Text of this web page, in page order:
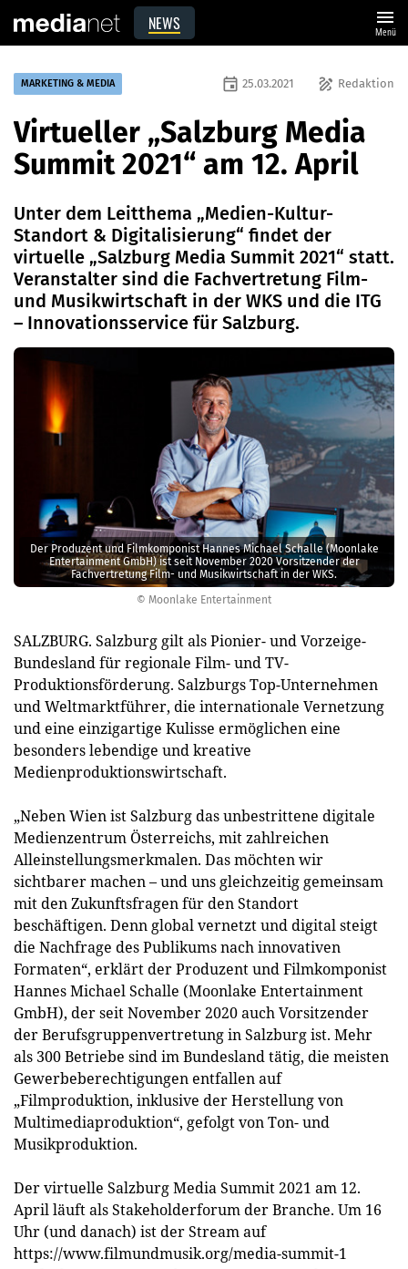
NEWS menu
Menü
© Moonlake Entertainment
Der Produzent und Filmkomponist Hannes Michael Schalle (Moonlake
Entertainment GmbH) ist seit November 2020 Vorsitzender der
Fachvertretung Film- und Musikwirtschaft in der WKS.
MARKETING & MEDIA draw Redaktion
event 25.03.2021
Virtueller „Salzburg Media
Summit 2021“ am 12. April
Unter dem Leitthema „Medien-Kultur-
Standort & Digitalisierung“ findet der
virtuelle „Salzburg Media Summit 2021“ statt.
Veranstalter sind die Fachvertretung Film-
und Musikwirtschaft in der WKS und die ITG
– Innovationsservice für Salzburg.
SALZBURG. Salzburg gilt als Pionier- und Vorzeige-
Bundesland für regionale Film- und TV-
Produktionsförderung. Salzburgs Top-Unternehmen
und Weltmarktführer, die internationale Vernetzung
und eine einzigartige Kulisse ermöglichen eine
besonders lebendige und kreative
Medienproduktionswirtschaft.
„Neben Wien ist Salzburg das unbestrittene digitale
Medienzentrum Österreichs, mit zahlreichen
Alleinstellungsmerkmalen. Das möchten wir
sichtbarer machen – und uns gleichzeitig gemeinsam
mit den Zukunftsfragen für den Standort
beschäftigen. Denn global vernetzt und digital steigt
die Nachfrage des Publikums nach innovativen
Formaten“, erklärt der Produzent und Filmkomponist
Hannes Michael Schalle (Moonlake Entertainment
GmbH), der seit November 2020 auch Vorsitzender
der Berufsgruppenvertretung in Salzburg ist. Mehr
als 300 Betriebe sind im Bundesland tätig, die meisten
Gewerbeberechtigungen entfallen auf
„Filmproduktion, inklusive der Herstellung von
Multimediaproduktion“, gefolgt von Ton- und
Musikproduktion.
Der virtuelle Salzburg Media Summit 2021 am 12.
April läuft als Stakeholderforum der Branche. Um 16
Uhr (und danach) ist der Stream auf
https://www.filmundmusik.org/media-summit-1